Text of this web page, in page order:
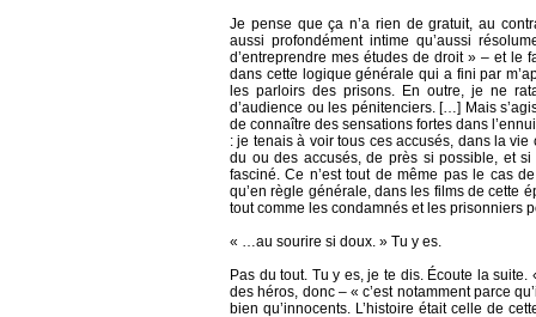
Je pense que ça n’a rien de gratuit, au
aussi profondément intime qu’aussi
d’entreprendre mes études de droit » – et le
dans cette logique générale qui a fini par
les parloirs des prisons. En outre, je ne
d’audience ou les pénitenciers. […] Mais
de connaître des sensations fortes dans
: je tenais à voir tous ces accusés, dans la
du ou des accusés, de près si possible, et
fasciné. Ce n’est tout de même pas le cas
qu’en règle générale, dans les films de cette
tout comme les condamnés et les prisonniers
« …au sourire si doux. » Tu y es.
Pas du tout. Tu y es, je te dis. Écoute la
des héros, donc – « c’est notamment parce
bien qu’innocents. L’histoire était celle de